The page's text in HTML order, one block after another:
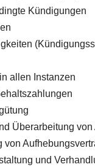
Kündigungen
allen Instanzen
Überarbeitung
von
und